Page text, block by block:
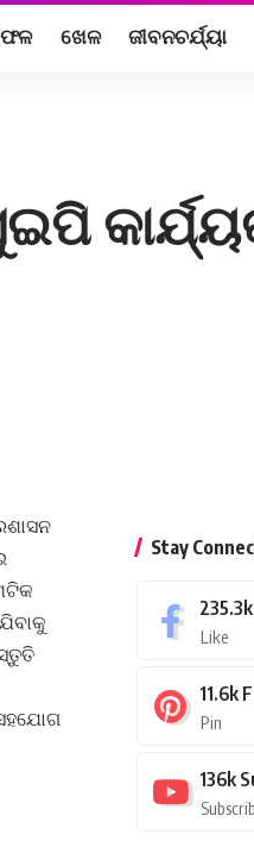
ଖେଳ ଜୀବନଚର୍ଯ୍ୟା
Stay
235.3k
Like
11.6k
Pin
136k